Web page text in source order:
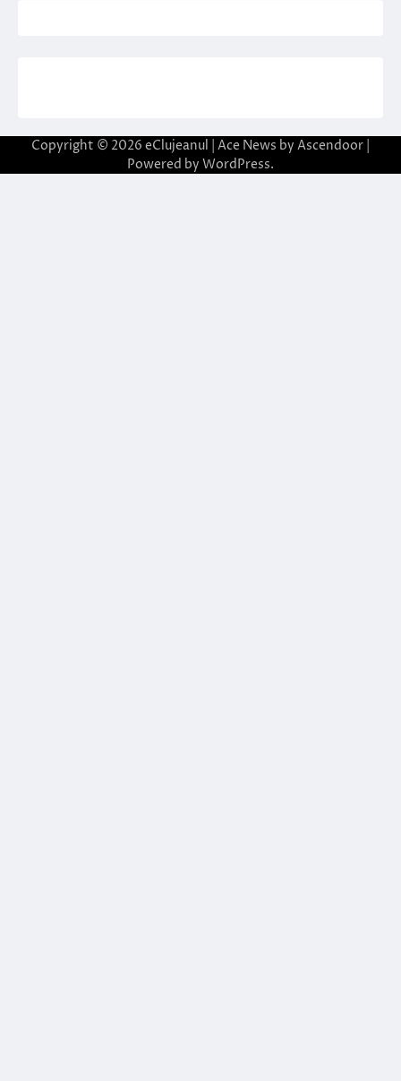
Copyright © 2026 eClujeanul | Ace News by Ascendoor
Powered by WordPress.